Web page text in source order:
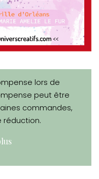
lors de
peut être
commandes,
réduction.